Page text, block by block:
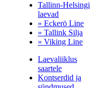
Tallinn-Helsingi
laevad
» Eckerö Line
» Tallink Silja
» Viking Line
Laevaliiklus
saartele
Kontserdid ja